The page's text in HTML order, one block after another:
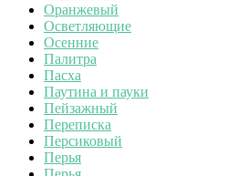
Оранжевый
Осветляющие
Осенние
Палитра
Пасха
Паутина и пауки
Пейзажный
Переписка
Персиковый
Перья